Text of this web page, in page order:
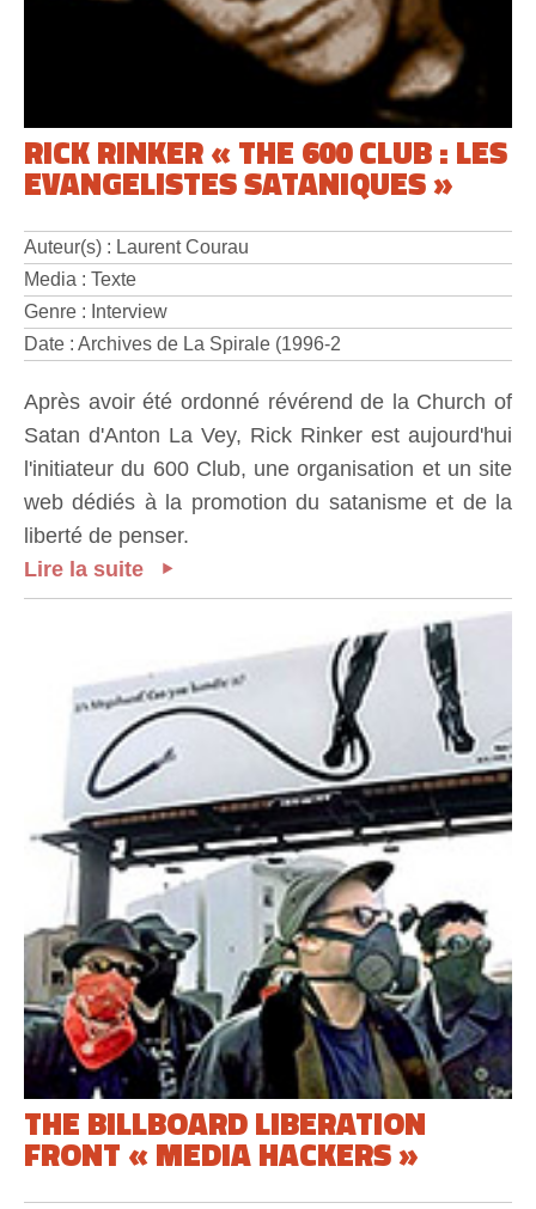
RICK RINKER « THE 600 CLUB : LES
EVANGELISTES SATANIQUES »
Auteur(s) : Laurent Courau
Media : Texte
Genre : Interview
Date : Archives de La Spirale (1996-2
Après avoir été ordonné révérend de la Church of
Satan d'Anton La Vey, Rick Rinker est aujourd'hui
l'initiateur du 600 Club, une organisation et un site
web dédiés à la promotion du satanisme et de la
liberté de penser.
Lire la suite
THE BILLBOARD LIBERATION
FRONT « MEDIA HACKERS »